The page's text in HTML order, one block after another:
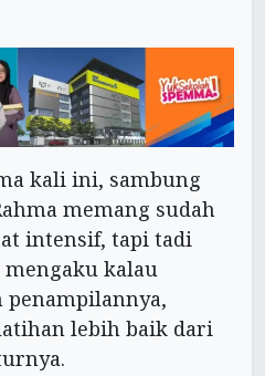
kali ini, sambung
memang sudah
intensif, tapi tadi
kalau
penampilannya,
lebih baik dari